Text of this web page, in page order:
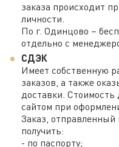
заказа происходит
личности.
По г. Одинцово –
отдельно с
СДЭК
Имеет собственную
заказов, а также
доставки. Стоимость
сайтом при
Заказ,
получить:
- по паспорту;